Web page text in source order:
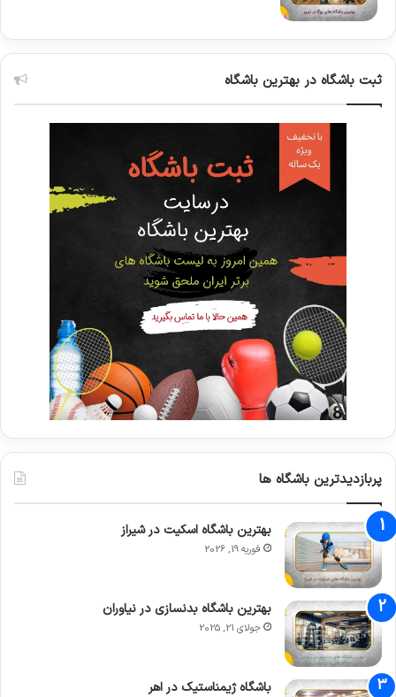
ثبت باشگاه در بهترین باشگاه
پربازدیدترین باشگاه ها
بهترین باشگاه اسکیت در شیراز
فوریه 19, 2026
بهترین باشگاه بدنسازی در نیاوران
جولای 21, 2025
باشگاه ژیمناستیک در اهر